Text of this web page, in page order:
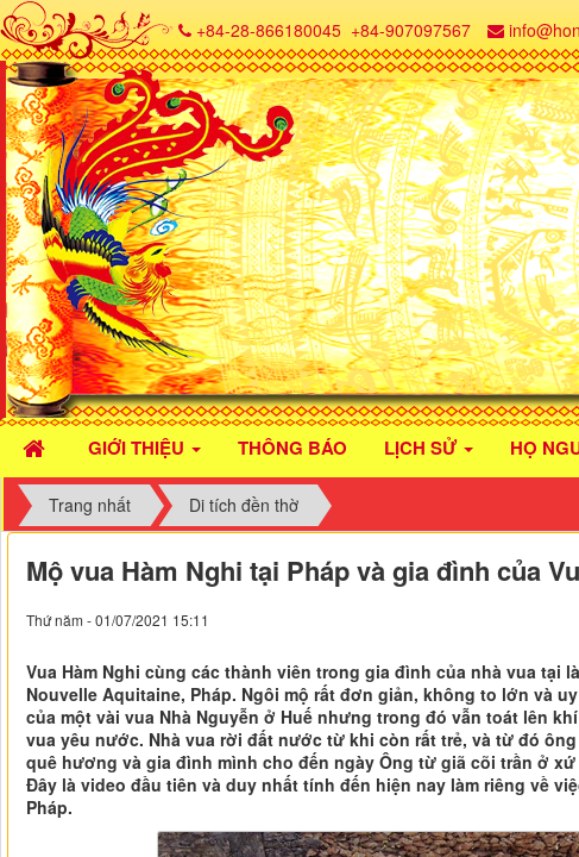
GIỚI THIỆU THÔNG BÁO LỊCH SỬ HỌ
+84-28-866180045 +84-907097567
Trang nhất Di tích đền thờ
Mộ vua Hàm Nghi tại Pháp và gia đình của
Thứ năm - 01/07/2021 15:11
Vua Hàm Nghi cùng các thành viên trong gia đình của nhà vua tại
Nouvelle Aquitaine, Pháp. Ngôi mộ rất đơn giản, không to lớn và
của một vài vua Nhà Nguyễn ở Huế nhưng trong đó vẫn toát lên
vua yêu nước. Nhà vua rời đất nước từ khi còn rất trẻ, và từ đó
quê hương và gia đình mình cho đến ngày Ông từ giã cõi trần ở
Đây là video đầu tiên và duy nhất tính đến hiện nay làm riêng về
Pháp.